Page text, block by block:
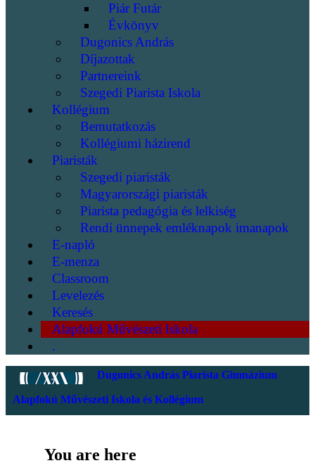
Piár Futár
Évkönyv
Dugonics András
Díjazottak
Partnereink
Szegedi Piarista Iskola
Kollégium
Bemutatkozás
Kollégiumi házirend
Piaristák
Szegedi piaristák
Magyarországi piaristák
Piarista pedagógia és lelkiség
Rendi ünnepek emléknapok imanapok
E-napló
E-menza
Classroom
Levelezés
Keresés
Alapfokú Művészeti Iskola
.
Dugonics András Piarista Gimnázium
Alapfokú Művészeti Iskola és Kollégium
You are here